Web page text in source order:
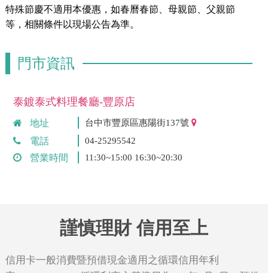
特殊節慶不適用本優惠，如春曆春節、母親節、父親節
等，相關條件以現場公告為準。
門市資訊
泰鍍泰式料理餐廳-豐原店
地址 台中市豐原區惠陽街137號
電話 04-25295542
營業時間 11:30~15:00 16:30~20:30
謹慎理財 信用至上
信用卡一般消費暨預借現金適用之循環信用年利